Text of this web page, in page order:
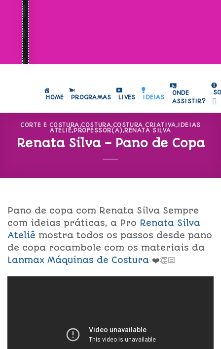
HOME PROGRAMAS LIVES IDEIAS
ONDE
ASSISTIR?
CORTE E COSTURA,COSTURA,COSTURA CRIATIVA, IDEIAS
ATELIÊ, PROFESSOR(A),RENATA SILVA
Renata Silva – Pano de Copa
Pano de copa com Renata Silva Sempre
com ideias práticas, a Pro Renata Silva
Ateliê mostra todos os passos desde pano
de copa rocambole com os materiais da
Lanmax Máquinas de Costura ❤️👏🏻